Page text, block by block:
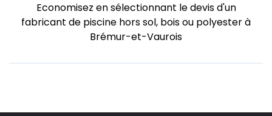
Economisez en sélectionnant le devis d'un
fabricant de piscine hors sol, bois ou polyester à
Brémur-et-Vaurois